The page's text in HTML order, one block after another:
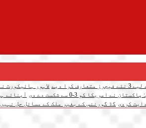
کرا دیے لاہور ہائیکورٹ
امریکا کو 3-0 سے شکست دے دی
آبنائے
کردی گڈ گورننس کے بغیر ملک کے مسائل حل